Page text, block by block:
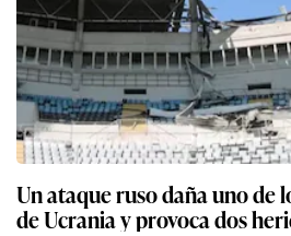
Un ataque ruso daña uno de
de Ucrania y provoca dos